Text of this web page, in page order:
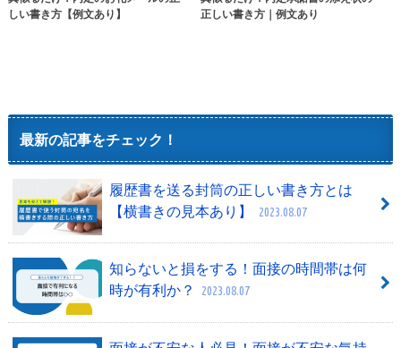
しい書き方【例文あり】
正しい書き方｜例文あり
最新の記事をチェック！
履歴書を送る封筒の正しい書き方とは
【横書きの見本あり】
2023.08.07
知らないと損をする！面接の時間帯は何
時が有利か？
2023.08.07